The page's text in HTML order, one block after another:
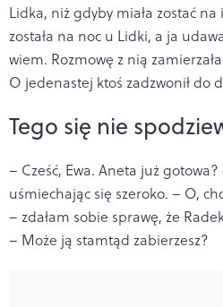
Lidka, niż gdyby miała zostać
została na noc u Lidki, a ja
wiem. Rozmowę z nią
O jedenastej ktoś zadzwonił do
Tego się nie
– Cześć, Ewa. Aneta już gotowa?
uśmiechając się szeroko. – O,
– zdałam sobie sprawę, że
– Może ją stamtąd zabierzesz?